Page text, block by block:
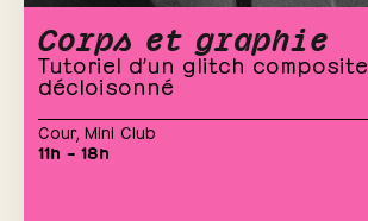
Corps et graphie
Tutoriel d’un glitch composite
décloisonné
Cour, Mini Club
11h – 18h